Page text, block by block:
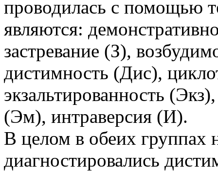
проводилась с помощью
являются:
застревание (З),
дистимность (Дис),
экзальтированность
(Эм), интраверсия (И).
В целом в обеих группах
диагностировались